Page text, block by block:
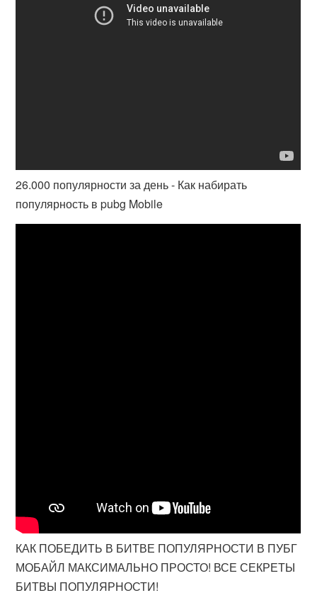
26.000 популярности за день - Как набирать
популярность в pubg Mobile
КАК ПОБЕДИТЬ В БИТВЕ ПОПУЛЯРНОСТИ В ПУБГ
МОБАЙЛ МАКСИМАЛЬНО ПРОСТО! ВСЕ СЕКРЕТЫ
БИТВЫ ПОПУЛЯРНОСТИ!